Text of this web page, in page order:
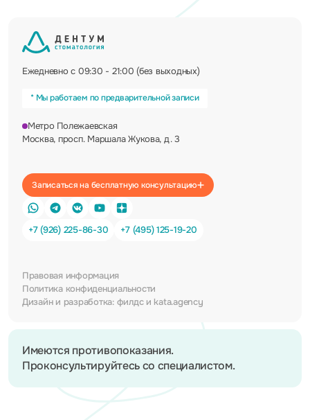
Ежедневно с 09:30 - 21:00 (без выходных)
* Мы работаем по предварительной записи
Записаться на бесплатную консультацию
+7 (926) 225-86-30 +7 (495) 125-19-20
Метро Полежаевская
Москва, просп. Маршала Жукова, д. 3
Правовая информация
Политика конфиденциальности
Дизайн и разработка: филдси kata.agency
Имеются противопоказания.
Проконсультируйтесь со специалистом.